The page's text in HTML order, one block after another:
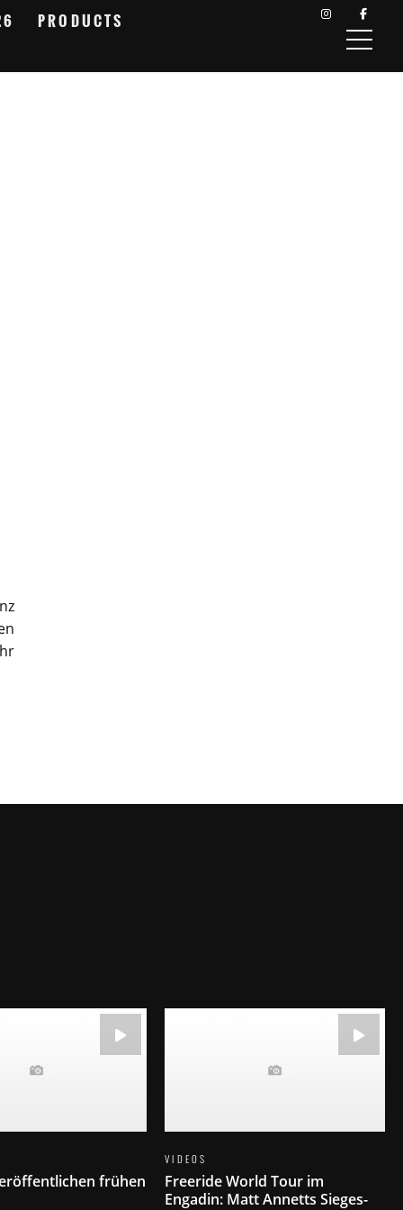
PRODUCTS
frühen
VIDEOS
Freeride World Tour im
Engadin: Matt Annetts Sieges-